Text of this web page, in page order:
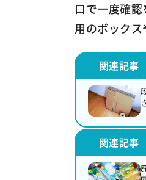
口で一度確
用のボック